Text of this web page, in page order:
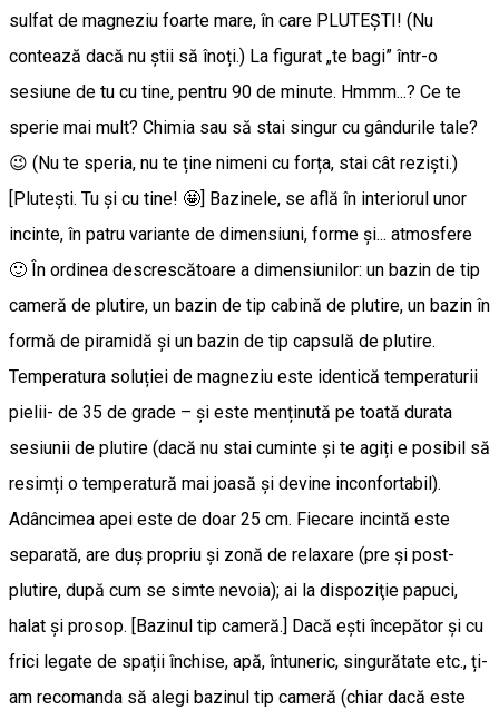
sulfat de magneziu foarte mare, în care PLUTEȘTI! (Nu
contează dacă nu știi să înoți.) La figurat „te bagi” într-o
sesiune de tu cu tine, pentru 90 de minute. Hmmm...? Ce te
sperie mai mult? Chimia sau să stai singur cu gândurile tale?
😉 (Nu te speria, nu te ține nimeni cu forța, stai cât reziști.)
[Pluteşti. Tu şi cu tine! 🤩] Bazinele, se află în interiorul unor
incinte, în patru variante de dimensiuni, forme și... atmosfere
🙂 În ordinea descrescătoare a dimensiunilor: un bazin de tip
cameră de plutire, un bazin de tip cabină de plutire, un bazin în
formă de piramidă și un bazin de tip capsulă de plutire.
Temperatura soluției de magneziu este identică temperaturii
pielii- de 35 de grade – și este menținută pe toată durata
sesiunii de plutire (dacă nu stai cuminte și te agiți e posibil să
resimți o temperatură mai joasă și devine inconfortabil).
Adâncimea apei este de doar 25 cm. Fiecare incintă este
separată, are duș propriu și zonă de relaxare (pre și post-
plutire, după cum se simte nevoia); ai la dispoziţie papuci,
halat şi prosop. [Bazinul tip cameră.] Dacă ești începător și cu
frici legate de spații închise, apă, întuneric, singurătate etc., ți-
am recomanda să alegi bazinul tip cameră (chiar dacă este